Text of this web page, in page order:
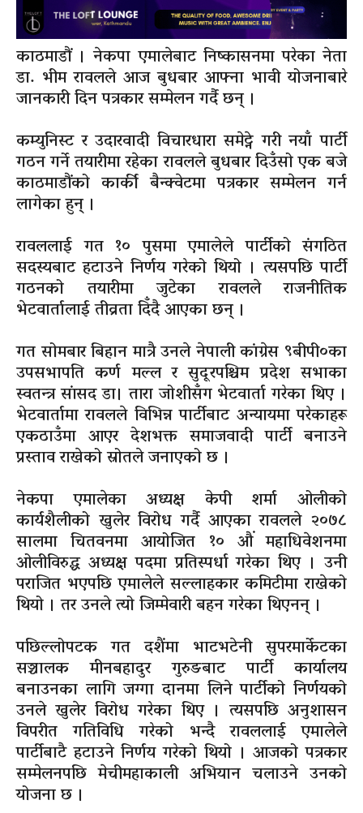
काठमाडौं । नेकपा एमालेबाट निष्कासनमा परेका नेता
डा. भीम रावलले आज बुधबार आफ्ना भावी योजनाबारे
जानकारी दिन पत्रकार सम्मेलन गर्दै छन् ।
कम्युनिस्ट र उदारवादी विचारधारा समेट्ने गरी नयाँ पार्टी
गठन गर्ने तयारीमा रहेका रावलले बुधबार दिउँसो एक बजे
काठमाडौंको कार्की बैन्क्वेटमा पत्रकार सम्मेलन गर्न
लागेका हुन् ।
रावललाई गत १० पुसमा एमालेले पार्टीको संगठित
सदस्यबाट हटाउने निर्णय गरेको थियो । त्यसपछि पार्टी
गठनको तयारीमा जुटेका रावलले राजनीतिक
भेटवार्तालाई तीव्रता दिँदै आएका छन् ।
गत सोमबार बिहान मात्रै उनले नेपाली कांग्रेस ९बीपी०का
उपसभापति कर्ण मल्ल र सुदूरपश्चिम प्रदेश सभाका
स्वतन्त्र सांसद डा। तारा जोशीसँग भेटवार्ता गरेका थिए ।
भेटवार्तामा रावलले विभिन्न पार्टीबाट अन्यायमा परेकाहरू
एकठाउँमा आएर देशभक्त समाजवादी पार्टी बनाउने
प्रस्ताव राखेको स्रोतले जनाएको छ ।
नेकपा एमालेका अध्यक्ष केपी शर्मा ओलीको
कार्यशैलीको खुलेर विरोध गर्दै आएका रावलले २०७८
सालमा चितवनमा आयोजित १० औं महाधिवेशनमा
ओलीविरुद्ध अध्यक्ष पदमा प्रतिस्पर्धा गरेका थिए । उनी
पराजित भएपछि एमालेले सल्लाहकार कमिटीमा राखेको
थियो । तर उनले त्यो जिम्मेवारी बहन गरेका थिएनन् ।
पछिल्लोपटक गत दशैंमा भाटभटेनी सुपरमार्केटका
सञ्चालक मीनबहादुर गुरुङबाट पार्टी कार्यालय
बनाउनका लागि जग्गा दानमा लिने पार्टीको निर्णयको
उनले खुलेर विरोध गरेका थिए । त्यसपछि अनुशासन
विपरीत गतिविधि गरेको भन्दै रावललाई एमालेले
पार्टीबाटै हटाउने निर्णय गरेको थियो । आजको पत्रकार
सम्मेलनपछि मेचीमहाकाली अभियान चलाउने उनको
योजना छ ।